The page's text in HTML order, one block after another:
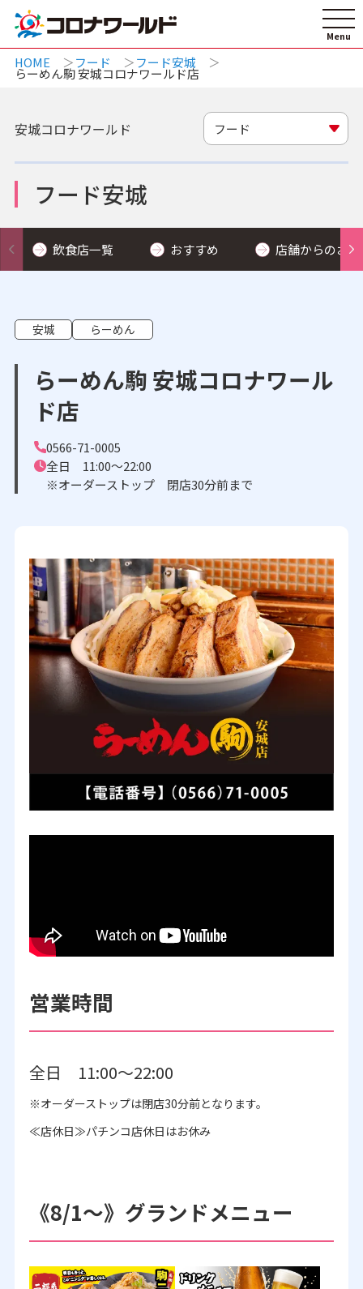
HOME フード フード安城
らーめん駒 安城コロナワールド店
フード安城
安城コロナワールド フード
飲食店一覧 おすすめ 店舗からのお
安城 らーめん
らーめん駒 安城コロナワール
ド店
0566-71-0005
全日 11:00～22:00
※オーダーストップ 閉店30分前まで
営業時間
全日 11:00～22:00
※オーダーストップは閉店30分前となります。
≪店休日≫パチンコ店休日はお休み
《8/1～》グランドメニュー